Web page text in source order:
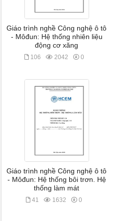
Giáo trình nghề Công nghệ ô tô
- Môđun: Hệ thống nhiên liệu
động cơ xăng
106 2042 0
Giáo trình nghề Công nghệ ô tô
- Môđun: Hệ thống bôi trơn. Hệ
thống làm mát
41 1632 0